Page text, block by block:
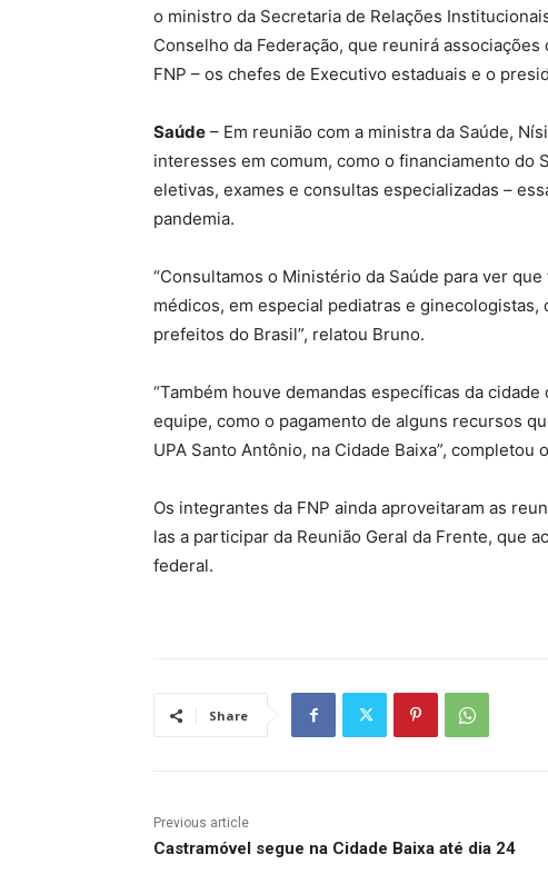
o ministro da Secretaria de Relações
Conselho da Federação, que reunirá
FNP – os chefes de Executivo estaduais e o
Saúde – Em reunião com a ministra da Saúde,
interesses em comum, como o financiamento do
eletivas, exames e consultas especializadas –
pandemia.
“Consultamos o Ministério da Saúde para ver
médicos, em especial pediatras e
prefeitos do Brasil”, relatou Bruno.
“Também houve demandas específicas da
equipe, como o pagamento de alguns recursos
UPA Santo Antônio, na Cidade Baixa”, completou
Os integrantes da FNP ainda aproveitaram as
las a participar da Reunião Geral da Frente, que
federal.
Share
Previous article
Castramóvel segue na Cidade Baixa até dia 24